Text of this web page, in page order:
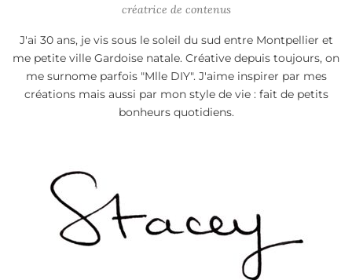
créatrice de contenus
J'ai 30 ans, je vis sous le soleil du sud entre Montpellier et
me petite ville Gardoise natale. Créative depuis toujours, on
me surnome parfois "Mlle DIY". J'aime inspirer par mes
créations mais aussi par mon style de vie : fait de petits
bonheurs quotidiens.